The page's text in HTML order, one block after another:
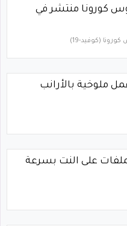
كورونا منتشر في
(كوفيد-19)‏
ملوخية بالأرانب
على النت بسرعة